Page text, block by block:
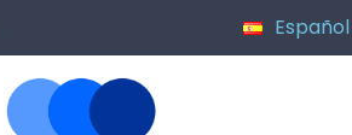
Español